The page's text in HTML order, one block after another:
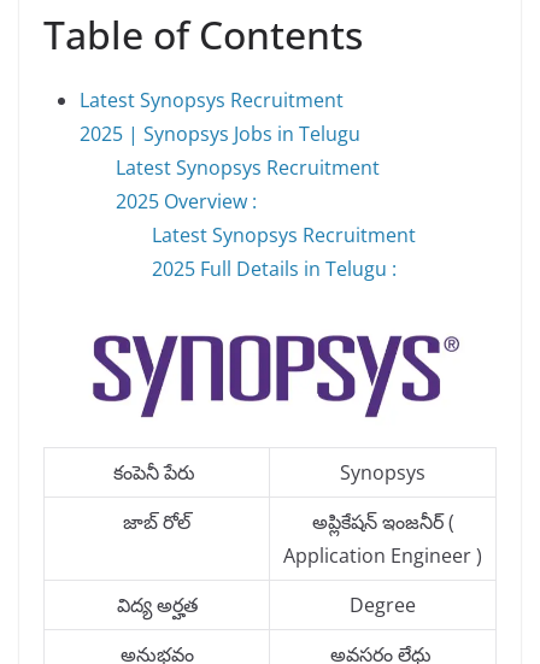
Table of Contents
Latest Synopsys Recruitment
2025 | Synopsys Jobs in Telugu
Latest Synopsys Recruitment
2025 Overview :
Latest Synopsys Recruitment
2025 Full Details in Telugu :
కంపెనీ పేరు
Synopsys
జాబ్ రోల్
అప్లికేషన్ ఇంజనీర్ (
Application Engineer )
విద్య అర్హత
Degree
అనుభవం
అవసరం లేధు